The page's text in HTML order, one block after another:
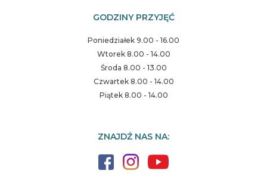
GODZINY PRZYJĘĆ
Poniedziałek 9.00 - 16.00
Wtorek 8.00 - 14.00
Środa 8.00 - 13.00
Czwartek 8.00 - 14.00
Piątek 8.00 - 14.00
ZNAJDŹ NAS NA: